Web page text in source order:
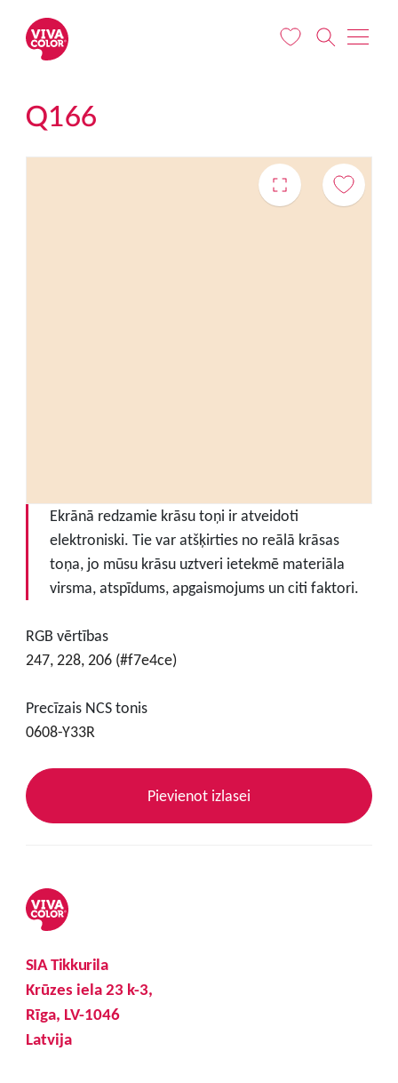
Q166
Ekrānā redzamie krāsu toņi ir atveidoti
elektroniski. Tie var atšķirties no reālā krāsas
toņa, jo mūsu krāsu uztveri ietekmē materiāla
virsma, atspīdums, apgaismojums un citi faktori.
RGB vērtības
247, 228, 206 (#f7e4ce)
Precīzais NCS tonis
0608-Y33R
Pievienot izlasei
SIA Tikkurila
Krūzes iela 23 k-3,
Rīga, LV-1046
Latvija